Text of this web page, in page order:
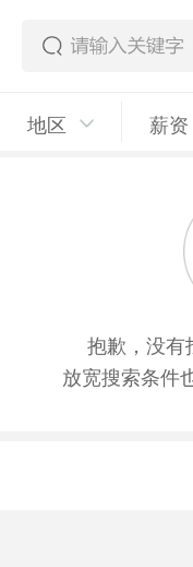
地区 薪资
抱歉，没有
放宽搜索条件